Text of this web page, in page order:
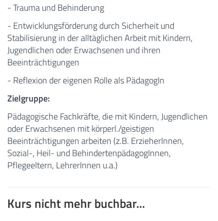
- Trauma und Behinderung
- Entwicklungsförderung durch Sicherheit und
Stabilisierung in der alltäglichen Arbeit mit Kindern,
Jugendlichen oder Erwachsenen und ihren
Beeinträchtigungen
- Reflexion der eigenen Rolle als PädagogIn
Zielgruppe:
Pädagogische Fachkräfte, die mit Kindern, Jugendlichen
oder Erwachsenen mit körperl./geistigen
Beeinträchtigungen arbeiten (z.B. ErzieherInnen,
Sozial-, Heil- und BehindertenpädagogInnen,
Pflegeeltern, LehrerInnen u.a.)
Kurs nicht mehr buchbar...